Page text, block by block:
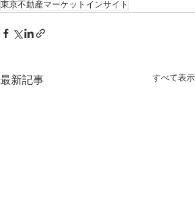
東京不動産マーケットインサイト
最新記事 すべて表示